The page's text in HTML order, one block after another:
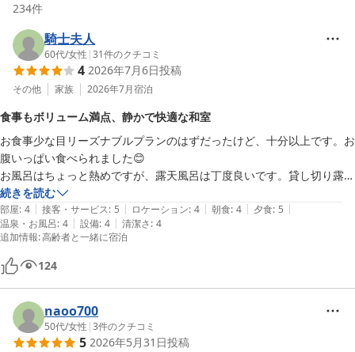
234件
騎士夫人
60代/女性 |31件のクチコミ
4 2026年7月6日投稿
その他 家族 2026年7月宿泊
食事もボリューム満点、静かで快適な和室
お食事少な目リーズナブルプランのはずだったけど、十分以上です。お
腹いっぱい食べられました😊
お風呂はちょっと熱めですが、露天風呂は丁度良いです。貸し切り露天
風呂も有りました。
和室に布団ですが、マットレスが有って腰とか背中が痛くなる事も有り
ませんでした。静かで良いお部屋でした。
続きを読む
部屋: 4 | 接客・サービス: 5 | ロケーション: 4 | 朝食: 4 | 夕食: 5 |
温泉・お風呂: 4 | 設備: 4 | 清潔さ: 4
追加情報:高齢者と一緒に宿泊
124
naoo700
50代/女性 |3件のクチコミ
5 2026年5月31日投稿